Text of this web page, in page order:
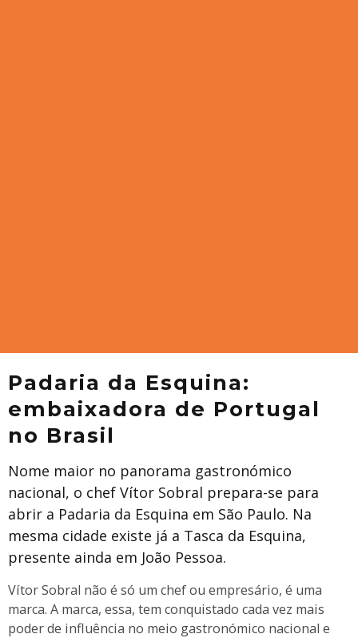
Padaria da Esquina:
embaixadora de Portugal
no Brasil
Nome maior no panorama gastronómico
nacional, o chef Vítor Sobral prepara-se para
abrir a Padaria da Esquina em São Paulo. Na
mesma cidade existe já a Tasca da Esquina,
presente ainda em João Pessoa.
Vítor Sobral não é só um chef ou empresário, é uma
marca. A marca, essa, tem conquistado cada vez mais
poder de influência no meio gastronómico nacional e